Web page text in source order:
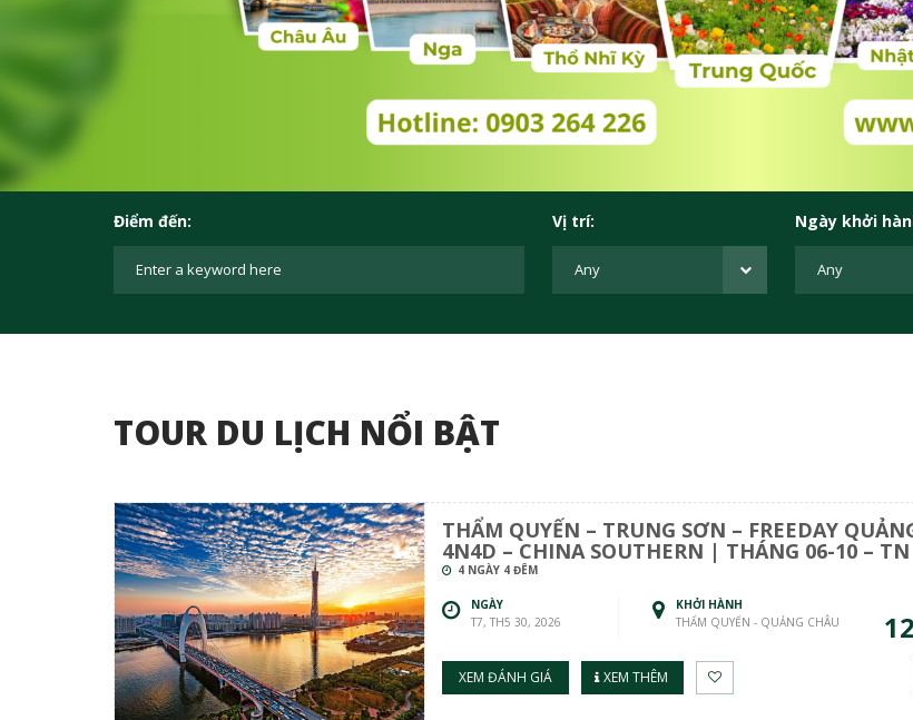
Điểm đến: Vị trí: Ngày khởi
TOUR DU LỊCH NỔI BẬT
THẨM QUYẾN – TRUNG SƠN – FREEDAY
4N4D – CHINA SOUTHERN | THÁNG 06-10 – TN
4 NGÀY 4 ĐÊM
NGÀY
T7, TH5 30, 2026
KHỞI HÀNH
THẨM QUYẾN - QUẢNG CHÂU
XEM ĐÁNH GIÁ XEM THÊM